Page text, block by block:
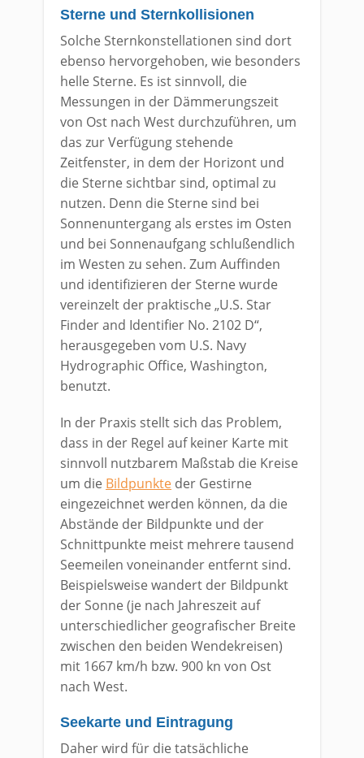
Sterne und Sternkollisionen
Solche Sternkonstellationen sind dort
ebenso hervorgehoben, wie besonders
helle Sterne. Es ist sinnvoll, die
Messungen in der Dämmerungszeit
von Ost nach West durchzuführen, um
das zur Verfügung stehende
Zeitfenster, in dem der Horizont und
die Sterne sichtbar sind, optimal zu
nutzen. Denn die Sterne sind bei
Sonnenuntergang als erstes im Osten
und bei Sonnenaufgang schlußendlich
im Westen zu sehen. Zum Auffinden
und identifizieren der Sterne wurde
vereinzelt der praktische „U.S. Star
Finder and Identifier No. 2102 D“,
herausgegeben vom U.S. Navy
Hydrographic Office, Washington,
benutzt.
In der Praxis stellt sich das Problem,
dass in der Regel auf keiner Karte mit
sinnvoll nutzbarem Maßstab die Kreise
um die Bildpunkte der Gestirne
eingezeichnet werden können, da die
Abstände der Bildpunkte und der
Schnittpunkte meist mehrere tausend
Seemeilen voneinander entfernt sind.
Beispielsweise wandert der Bildpunkt
der Sonne (je nach Jahreszeit auf
unterschiedlicher geografischer Breite
zwischen den beiden Wendekreisen)
mit 1667 km/h bzw. 900 kn von Ost
nach West.
Seekarte und Eintragung
Daher wird für die tatsächliche